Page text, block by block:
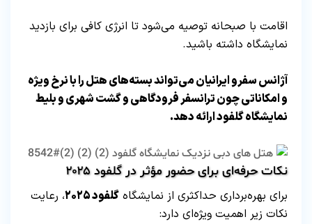
اقامت با صبحانه توصیه می‌شود تا انرژی کافی برای بازدید
نمایشگاه داشته باشید.
آژانس سفرو ایرانیان می‌تواند بسته‌های هتل را با نرخ ویژه
و امکاناتی چون ترانسفر فرودگاهی و گشت شهری و بلیط
نمایشگاه گلفود ارائه دهد.
نکات حرفه‌ای برای حضور مؤثر در گلفود ۲۰۲۵
برای بهره‌برداری حداکثری از نمایشگاه گلفود ۲۰۲۵
، رعایت
نکات زیر اهمیت ویژه‌ای دارد: